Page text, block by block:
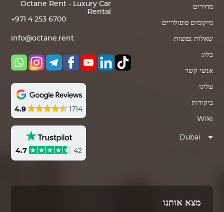
Octane Rent - Luxury Car
Rental
+971 4 253 6700
info@octane.rent
4.9 1714
4.7 42
מחירים
מיקומים פופולריים
שאלות נפוצות
בלוג
אנשי קשר
עלינו
ביקורות
Wiki
Dubai
מצא אותנו